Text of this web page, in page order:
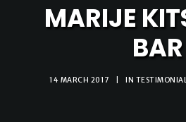
MARIJE
BAR
14 MARCH 2017 IN